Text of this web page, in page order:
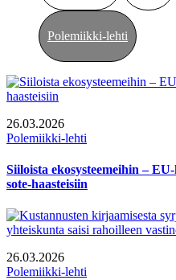
Polemiikki-lehti
26.03.2026
Polemiikki-lehti
Siiloista ekosysteemeihin –
sote-haasteisiin
26.03.2026
Polemiikki-lehti